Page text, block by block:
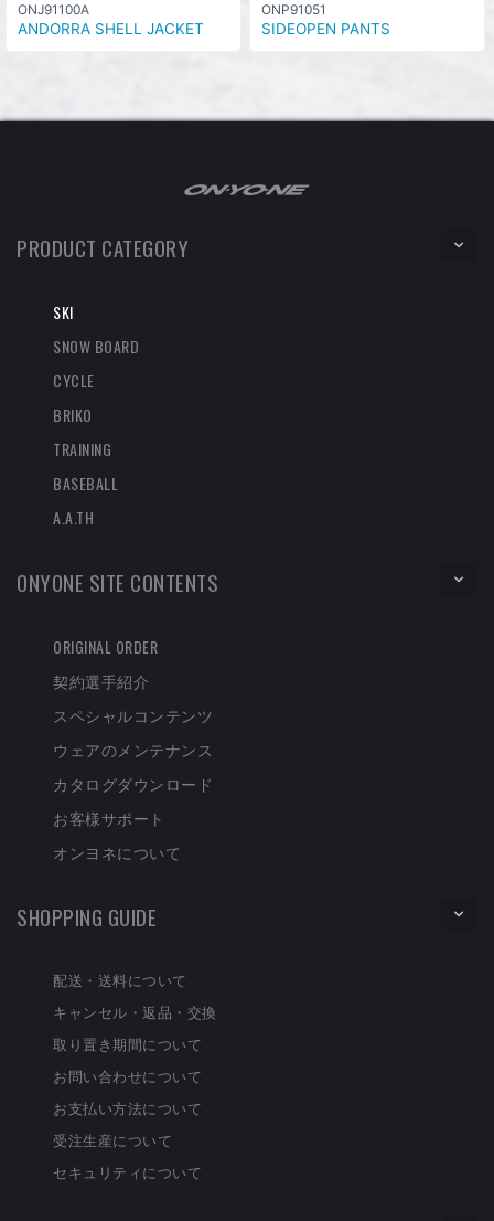
ONJ91100A
ANDORRA SHELL JACKET
ONP91051
SIDEOPEN PANTS
PRODUCT CATEGORY
SKI
SNOW BOARD
CYCLE
BRIKO
TRAINING
BASEBALL
A.A.TH
ONYONE SITE CONTENTS
ORIGINAL ORDER
契約選手紹介
スペシャルコンテンツ
ウェアのメンテナンス
カタログダウンロード
お客様サポート
オンヨネについて
SHOPPING GUIDE
配送・送料について
キャンセル・返品・交換
取り置き期間について
お問い合わせについて
お支払い方法について
受注生産について
セキュリティについて